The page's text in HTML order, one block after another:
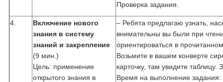
Проверка задания.
4.
Включение нового
знания в систему
знаний и закрепление
(9 мин.)
Цель: применение
открытого знания в
– Ребята предлагаю узнать,
внимательны вы были при
ориентироваться в
Возьмите в вашем конверте
карточку, там увидите таблицу.
Время на выполнение задания: